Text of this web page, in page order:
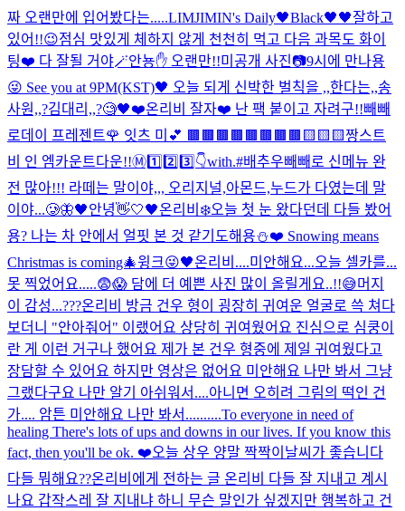
짜 오랜만에 입어봤다는.....LIMJIMIN's Daily🖤Black🖤🖤잘하고
있어!!😉점심 맛있게 체하지 않게 천천히 먹고 다음 과목도 화이
팅❤️ 다 잘될 거야🪄안뇽✋ 오랜만!!미공개 사진📷9시에 만나용
😜 See you at 9PM(KST)🖤 오늘 되게 신박한 벌칙을 ,,한다는,,송
사원,,?김대리,,?🧐🖤❤️온리비 잘자❤️ 난 팩 붙이고 자려구!!빼빼
로데이 프레젠트🌹 잇츠 미💕 🟫🟫🟫🟫🟫🟫🟫🟫🟨🟨🟨 짱스트
비 인 엠카운트다운!!Ⓜ️1️⃣2️⃣3️⃣👇with.#배추우빼빼로 신메뉴 완
전 많아!!! 라떼는 말이야,,, 오리지널,아몬드,누드가 다였는데 말
이야...🥲🦋🖤안녕👋🤍🖤온리비❄️오늘 첫 눈 왔다던데 다들 봤어
용? 나는 차 안에서 얼핏 본 것 같기도해용⛄️❤️ Snowing means
Christmas is coming🎄윙크😜🖤온리비....미안해요...오늘 셀카를...
못 찍었어요.....😨😱 담에 더 예쁜 사진 많이 올릴게요..!!😅머지
이 감성...???온리비 방금 건우 형이 굉장히 귀여운 얼굴로 쓱 쳐다
보더니 "안아줘어" 이랬어요 상당히 귀여웠어요 진심으로 심쿵이
란 게 이런 거구나 했어요 제가 본 건우 형중에 제일 귀여웠다고
장담할 수 있어요 하지만 영상은 없어요 미안해요 나만 봐서 그냥
그랬다구요 나만 알기 아쉬워서....아니면 오히려 그림의 떡인 건
가.... 암튼 미안해요 나만 봐서..........To everyone in need of
healing There's lots of ups and downs in our lives. If you know this
fact, then you'll be ok. ❤️오늘 상우 양말 짝짝이 날씨가 좋습니다
다들 뭐해요??온리비에게 전하는 글 온리비 다들 잘 지내고 계시
나요 갑작스레 잘 지내냐 하니 무슨 말인가 싶겠지만 행복하고 건